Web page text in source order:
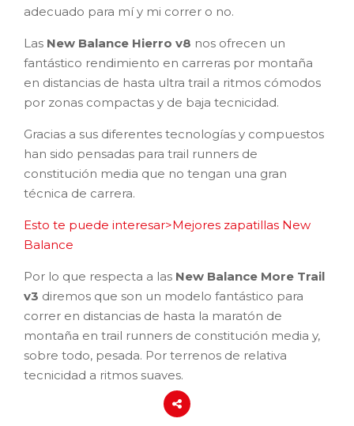
adecuado para mí y mi correr o no.
Las New Balance Hierro v8 nos ofrecen un
fantástico rendimiento en carreras por montaña
en distancias de hasta ultra trail a ritmos cómodos
por zonas compactas y de baja tecnicidad.
Gracias a sus diferentes tecnologías y compuestos
han sido pensadas para trail runners de
constitución media que no tengan una gran
técnica de carrera.
Esto te puede interesar>Mejores zapatillas New
Balance
Por lo que respecta a las New Balance More Trail
v3 diremos que son un modelo fantástico para
correr en distancias de hasta la maratón de
montaña en trail runners de constitución media y,
sobre todo, pesada. Por terrenos de relativa
tecnicidad a ritmos suaves.